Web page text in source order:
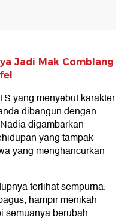
Jadi Mak Comblang
yang menyebut karakter
dibangun dengan
digambarkan
yang tampak
yang menghancurkan
terlihat sempurna.
hampir menikah
semuanya berubah